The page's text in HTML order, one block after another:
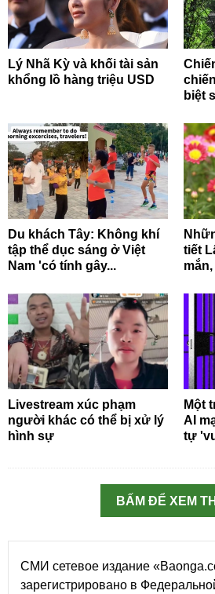
Lý Nhã Kỳ và khối tài sản
khổng lồ hàng triệu USD
biệt
Du khách Tây: Không khí
tập thể dục sáng ở Việt
Nam 'có tính gây...
tiết
Livestream xúc phạm
người khác có thể bị xử lý
hình sự
Một
AI
tự
BẤM ĐỂ XEM
СМИ сетевое издание
зарегистрировано в